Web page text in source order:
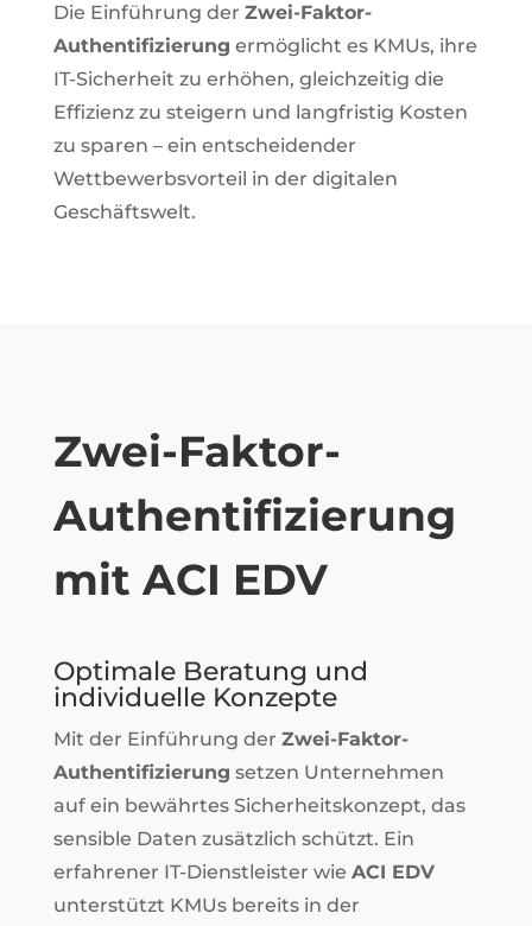
Die Einführung der Zwei-Faktor-
Authentifizierung ermöglicht es KMUs, ihre
IT-Sicherheit zu erhöhen, gleichzeitig die
Effizienz zu steigern und langfristig Kosten
zu sparen – ein entscheidender
Wettbewerbsvorteil in der digitalen
Geschäftswelt.
Zwei-Faktor-
Authentifizierung
mit ACI EDV
Optimale Beratung und
individuelle Konzepte
Mit der Einführung der Zwei-Faktor-
Authentifizierung setzen Unternehmen
auf ein bewährtes Sicherheitskonzept, das
sensible Daten zusätzlich schützt. Ein
erfahrener IT-Dienstleister wie ACI EDV
unterstützt KMUs bereits in der